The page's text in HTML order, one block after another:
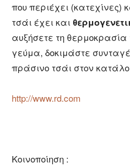
που περιέχει (κατεχίνες)
τσάι έχει και
αυξήσετε τη
γεύμα, δοκιμάστε
πράσινο τσάι στον
http://www.rd.com
Κοινοποίηση :